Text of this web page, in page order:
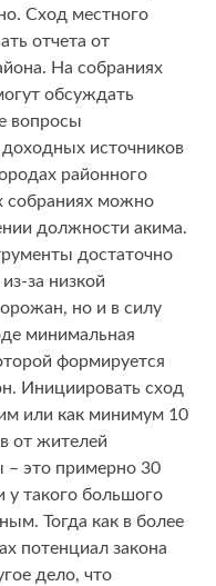
Сход местного
отчета от
На собраниях
обсуждать
вопросы
источников
районного
собраниях можно
должности акима.
достаточно
за низкой
но и в силу
минимальная
формируется
Инициировать сход
или как минимум 10
от жителей
– это примерно 30
у такого большого
Тогда как в более
потенциал закона
дело, что